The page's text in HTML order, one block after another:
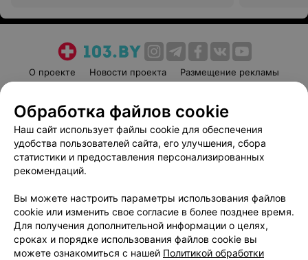
О проекте Новости проекта
Размещение рекламы
Пользовательское соглашение
Способы оплаты
Вакансии
Партнеры
Написать руководителю 103.by
Обработка персональных данных
Обработка файлов cookie
Наш сайт использует файлы cookie для обеспечения
удобства пользователей сайта, его улучшения, сбора
статистики и предоставления персонализированных
рекомендаций.
Вы можете настроить параметры использования файлов
cookie или изменить свое согласие в более позднее время.
Для получения дополнительной информации о целях,
сроках и порядке использования файлов cookie вы
можете ознакомиться с нашей Политикой обработки